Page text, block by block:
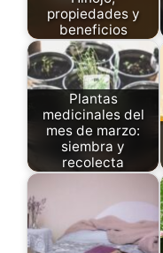
propiedades y
beneficios
Plantas
medicinales del
mes de marzo:
siembra y
recolecta